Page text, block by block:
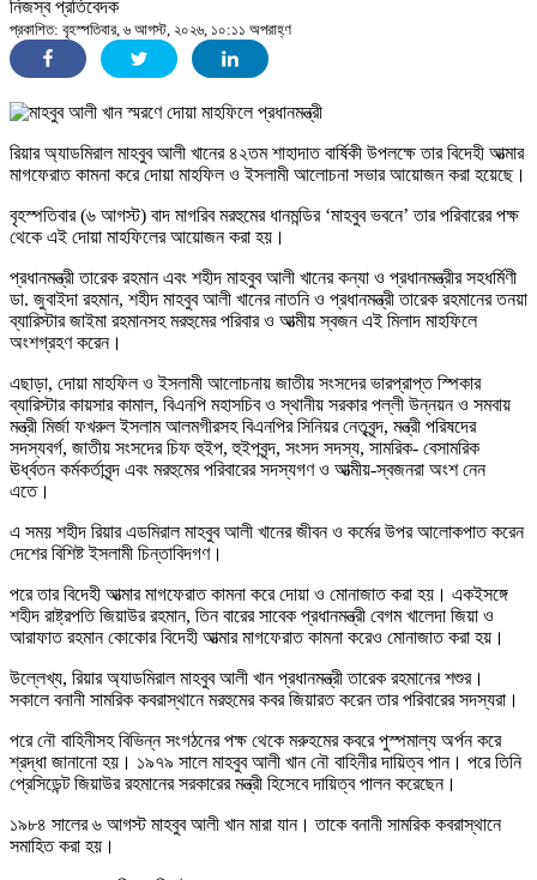
নিজস্ব প্রতিবেদক
প্রকাশিত: বৃহস্পতিবার, ৬ আগস্ট, ২০২৬, ১০:১১ অপরাহ্ণ
রিয়ার অ্যাডমিরাল মাহবুব আলী খানের ৪২তম শাহাদাত বার্ষিকী উপলক্ষে তার বিদেহী আত্মার
মাগফেরাত কামনা করে দোয়া মাহফিল ও ইসলামী আলোচনা সভার আয়োজন করা হয়েছে।
বৃহস্পতিবার (৬ আগস্ট) বাদ মাগরিব মরহুমের ধানমন্ডির ‘মাহবুব ভবনে’ তার পরিবারের পক্ষ
থেকে এই দোয়া মাহফিলের আয়োজন করা হয়।
প্রধানমন্ত্রী তারেক রহমান এবং শহীদ মাহবুব আলী খানের কন্যা ও প্রধানমন্ত্রীর সহধর্মিণী
ডা. জুবাইদা রহমান, শহীদ মাহবুব আলী খানের নাতনি ও প্রধানমন্ত্রী তারেক রহমানের তনয়া
ব্যারিস্টার জাইমা রহমানসহ মরহুমের পরিবার ও আত্মীয় স্বজন এই মিলাদ মাহফিলে
অংশগ্রহণ করেন।
এছাড়া, দোয়া মাহফিল ও ইসলামী আলোচনায় জাতীয় সংসদের ভারপ্রাপ্ত স্পিকার
ব্যারিস্টার কায়সার কামাল, বিএনপি মহাসচিব ও স্থানীয় সরকার পল্লী উন্নয়ন ও সমবায়
মন্ত্রী মির্জা ফখরুল ইসলাম আলমগীরসহ বিএনপির সিনিয়র নেতৃবৃন্দ, মন্ত্রী পরিষদের
সদস্যবর্গ, জাতীয় সংসদের চিফ হুইপ, হুইপবৃন্দ, সংসদ সদস্য, সামরিক- বেসামরিক
ঊর্ধ্বতন কর্মকর্তাবৃন্দ এবং মরহুমের পরিবারের সদস্যগণ ও আত্মীয়-স্বজনরা অংশ নেন
এতে।
এ সময় শহীদ রিয়ার এডমিরাল মাহবুব আলী খানের জীবন ও কর্মের উপর আলোকপাত করেন
দেশের বিশিষ্ট ইসলামী চিন্তাবিদগণ।
পরে তার বিদেহী আত্মার মাগফেরাত কামনা করে দোয়া ও মোনাজাত করা হয়। একইসঙ্গে
শহীদ রাষ্ট্রপতি জিয়াউর রহমান, তিন বারের সাবেক প্রধানমন্ত্রী বেগম খালেদা জিয়া ও
আরাফাত রহমান কোকোর বিদেহী আত্মার মাগফেরাত কামনা করেও মোনাজাত করা হয়।
উল্লেখ্য, রিয়ার অ্যাডমিরাল মাহবুব আলী খান প্রধানমন্ত্রী তারেক রহমানের শশুর।
সকালে বনানী সামরিক কবরাস্থানে মরহুমের কবর জিয়ারত করেন তার পরিবারের সদস্যরা।
পরে নৌ বাহিনীসহ বিভিন্ন সংগঠনের পক্ষ থেকে মরুহমের কবরে পুস্পমাল্য অর্পন করে
শ্রদ্ধা জানানো হয়। ১৯৭৯ সালে মাহবুব আলী খান নৌ বাহিনীর দায়িত্ব পান। পরে তিনি
প্রেসিডেন্ট জিয়াউর রহমানের সরকারের মন্ত্রী হিসেবে দায়িত্ব পালন করেছেন।
১৯৮৪ সালের ৬ আগস্ট মাহবুব আলী খান মারা যান। তাকে বনানী সামরিক কবরাস্থানে
সমাহিত করা হয়।